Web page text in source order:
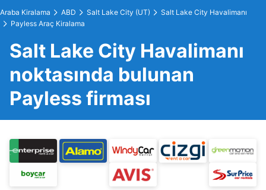
Araba Kiralama ABD Salt Lake City (UT)
Salt Lake City Havalimanı
Payless Araç Kiralama
Salt Lake City Havalimanı
noktasında bulunan
Payless firması